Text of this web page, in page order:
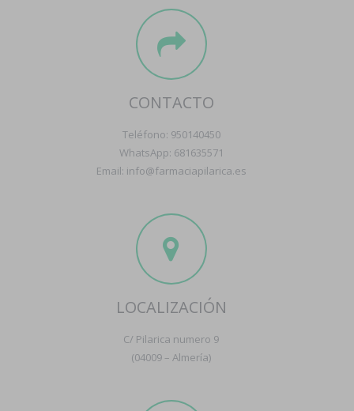
CONTACTO
Teléfono: 950140450
WhatsApp: 681635571
Email: info@farmaciapilarica.es
LOCALIZACIÓN
C/ Pilarica numero 9
(04009 – Almería)